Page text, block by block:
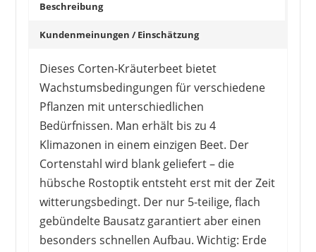
Beschreibung
Kundenmeinungen / Einschätzung
Dieses Corten-Kräuterbeet bietet
Wachstumsbedingungen für verschiedene
Pflanzen mit unterschiedlichen
Bedürfnissen. Man erhält bis zu 4
Klimazonen in einem einzigen Beet. Der
Cortenstahl wird blank geliefert – die
hübsche Rostoptik entsteht erst mit der Zeit
witterungsbedingt. Der nur 5-teilige, flach
gebündelte Bausatz garantiert aber einen
besonders schnellen Aufbau. Wichtig: Erde